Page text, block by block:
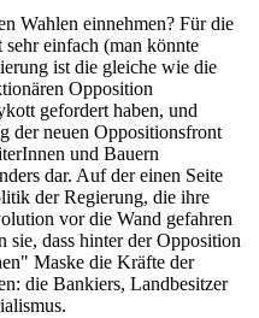
Wahlen einnehmen? Für die
einfach (man könnte
ist die gleiche wie die
Opposition
gefordert haben, und
der neuen Oppositionsfront
und Bauern
dar. Auf der einen Seite
der Regierung, die ihre
vor die Wand gefahren
sie, dass hinter der Opposition
Maske die Kräfte der
die Bankiers, Landbesitzer